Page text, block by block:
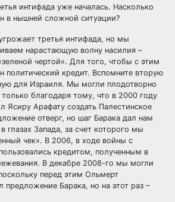
интифада уже началась. Насколько
в нышней сложной ситуации?
третья интифада, но мы
нарастающую волну насилия –
чертой». Для того, чтобы с этим
политический кредит. Вспомните вторую
для Израиля. Мы могли плодотворно
благодаря тому, что в 2000 году
Ясиру Арафату создать Палестинское
отверг, но шаг Барака дал нам
глазах Запада, за счет которого мы
чек». В 2006, в ходе войны с
кредитом, полученным в
В декабре 2008-го мы могли
перед этим Ольмерт
предложение Барака, но на этот раз –